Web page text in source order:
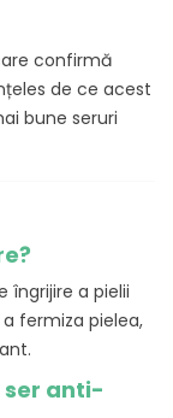
confirmă
de ce acest
bune seruri
îngrijire a pielii
fermiza pielea,
ser anti-